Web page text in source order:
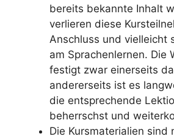
bereits bekannte Inhalt
verlieren diese
Anschluss und vielleicht
am Sprachenlernen. Die
festigt zwar einerseits
andererseits ist es
die entsprechende
beherrschst und
Die Kursmaterialien sind